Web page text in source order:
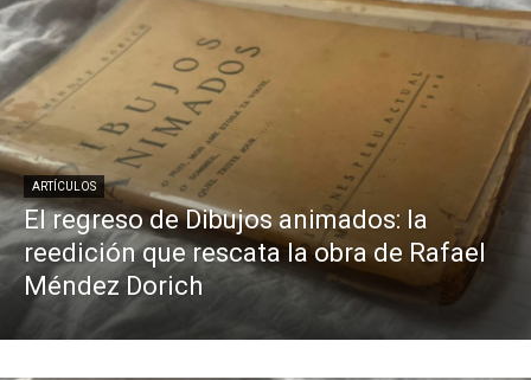
ARTÍCULOS
El regreso de Dibujos animados: la
reedición que rescata la obra de Rafael
Méndez Dorich